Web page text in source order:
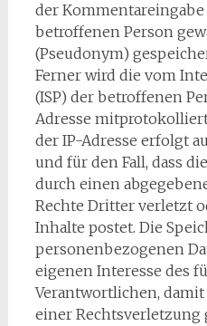
der
betroffenen Person
(Pseudonym)
Ferner wird die vom
(ISP) der betroffenen
Adresse
der IP-Adresse erfolgt
und für den Fall, dass
durch einen
Rechte Dritter verletzt
Inhalte postet. Die
personenbezogenen
eigenen Interesse des
Verantwortlichen, damit
einer Rechtsverletzung